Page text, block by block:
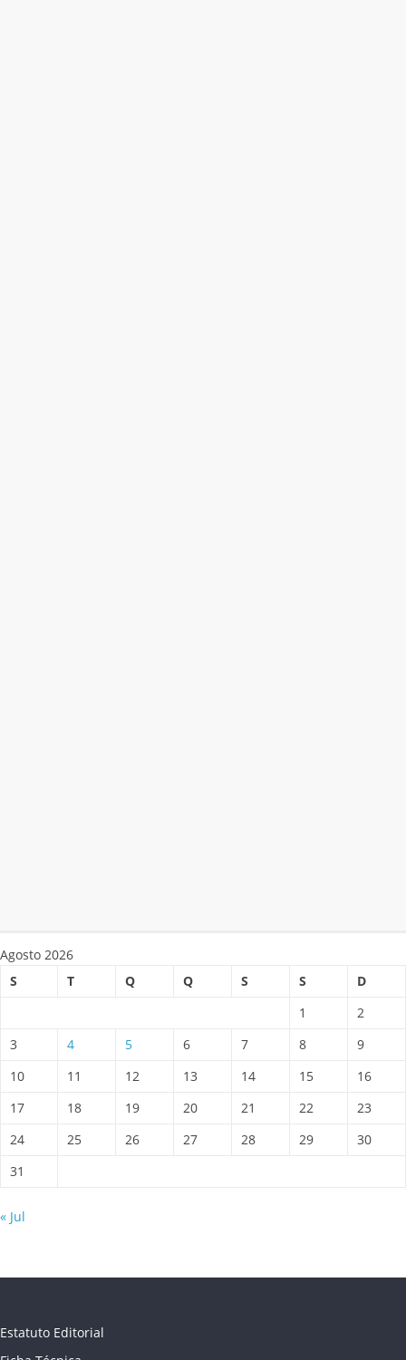
Agosto 2026
S
T Q Q S S
D
1
2
3
4 5 6 7 8
9
10
11 12 13 14 15
16
17
18 19 20 21 22
23
24
25 26 27 28 29
30
31
« Jul
Estatuto Editorial